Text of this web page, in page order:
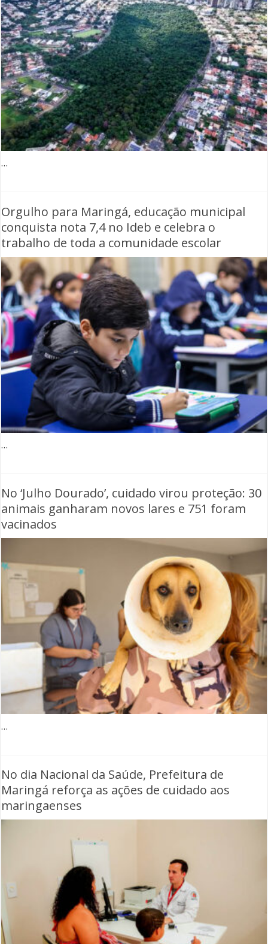
…
Orgulho para Maringá, educação municipal
conquista nota 7,4 no Ideb e celebra o
trabalho de toda a comunidade escolar
…
No ‘Julho Dourado’, cuidado virou proteção: 30
animais ganharam novos lares e 751 foram
vacinados
…
No dia Nacional da Saúde, Prefeitura de
Maringá reforça as ações de cuidado aos
maringaenses